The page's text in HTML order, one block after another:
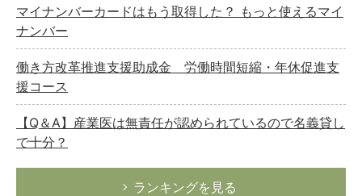
マイナンバーカードはもう取得した？ もっと使えるマイ
ナンバー
働き方改革推進支援助成金 労働時間短縮・年休促進支
援コース
【Q＆A】産業医は無責任が認められているので名義貸し
で十分？
ランキングを見る